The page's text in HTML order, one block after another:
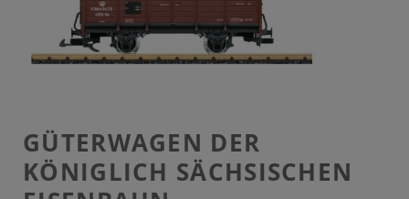
GÜTERWAGEN DER
KÖNIGLICH SÄCHSISCHEN